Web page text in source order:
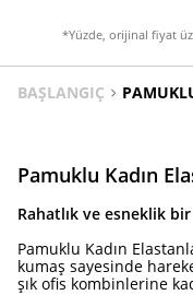
*Yüzde, orijinal fiyat
BAŞLANGIÇ
Pamuklu Kadın
Rahatlık ve esneklik
Pamuklu Kadın
kumaş sayesinde
şık ofis kombinlerine